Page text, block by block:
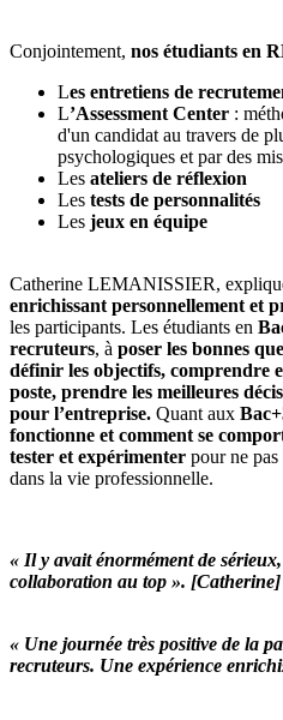
Conjointement, nos étudiants en
Les entretiens de
L’Assessment Center :
d'un candidat au travers de
psychologiques et par des
Les ateliers de réflexion
Les tests de personnalités
Les jeux en équipe
Catherine LEMANISSIER,
enrichissant personnellement et
les participants. Les étudiants en
recruteurs, à poser les bonnes
définir les objectifs, comprendre
poste, prendre les meilleures
pour l’entreprise. Quant aux
fonctionne et comment se
tester et expérimenter pour ne
dans la vie professionnelle.
« Il y avait énormément de
collaboration au top ». [Catherine]
« Une journée très positive de la
recruteurs. Une expérience